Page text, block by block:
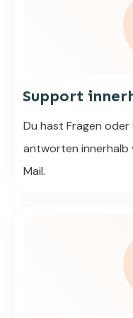
Support
Du hast Fragen
antworten innerhalb
Mail.